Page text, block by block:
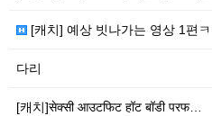
[캐치] 예상 빗나가는 영상 1편ㅋ
다리
[캐치]सेक्सी आउटफिट हॉट बॉडी परफ…